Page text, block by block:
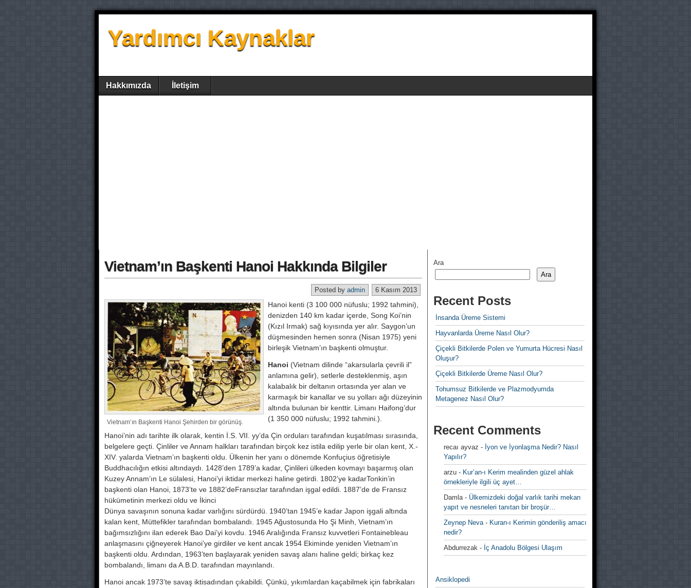
Yardımcı Kaynaklar
Hakkımızda İletişim
Vietnam’ın Başkenti Hanoi Hakkında Bilgiler
6 Kasım 2013
Posted by admin
Vietnam’ın Başkenti Hanoi Şehirden bir görünüş.
Hanoi kenti (3 100 000 nüfuslu; 1992 tahmini),
denizden 140 km kadar içerde, Song Koi’nin
(Kızıl Irmak) sağ kıyısında yer alır. Saygon’un
düşmesinden hemen sonra (Nisan 1975) yeni
birleşik Vietnam’ın başkenti olmuştur.
Hanoi (Vietnam dilinde “akarsularla çevrili il”
anlamına gelir), setlerle desteklenmiş, aşın
kalabalık bir deltanın ortasında yer alan ve
karmaşık bir kanallar ve su yolları ağı düzeyinin
altında bulunan bir kenttir. Limanı Haifong’dur
(1 350 000 nüfuslu; 1992 tahmini.).
Hanoi’nin adı tarihte ilk olarak, kentin İ.S. VII. yy’da Çin orduları tarafından kuşatılması sırasında,
belgelere geçti. Çinliler ve Annam halkları tarafından birçok kez istila edilip yerle bir olan kent, X.-
XIV. yalarda Vietnam’ın başkenti oldu. Ülkenin her yanı o dönemde Konfuçius öğretisiyle
Buddhacılığın etkisi altındaydı. 1428’den 1789’a kadar, Çinlileri ülkeden kovmayı başarmış olan
Kuzey Annam’ın Le sülalesi, Hanoi’yi iktidar merkezi haline getirdi. 1802’ye kadarTonkin’in
başkenti olan Hanoi, 1873’te ve 1882’deFransızlar tarafından işgal edildi. 1887’de de Fransız
hükümetinin merkezi oldu ve İkinci
Dünya savaşının sonuna kadar varlığını sürdürdü. 1940’tan 1945’e kadar Japon işgali altında
kalan kent, Müttefikler tarafından bombalandı. 1945 Ağustosunda Ho Şi Minh, Vietnam’ın
bağımsızlığını ilan ederek Bao Dai’yi kovdu. 1946 Aralığında Fransız kuvvetleri Fontainebleau
anlaşmasını çiğneyerek Hanoi’ye girdiler ve kent ancak 1954 Ekiminde yeniden Vietnam’ın
başkenti oldu. Ardından, 1963’ten başlayarak yeniden savaş alanı haline geldi; birkaç kez
bombalandı, limanı da A.B.D. tarafından mayınlandı.
Hanoi ancak 1973’te savaş iktisadından çıkabildi. Çünkü, yıkımlardan kaçabilmek için fabrikaları
Ara
Ara
Recent Posts
İnsanda Üreme Sistemi
Hayvanlarda Üreme Nasıl Olur?
Çiçekli Bitkilerde Polen ve Yumurta Hücresi Nasıl
Oluşur?
Çiçekli Bitkilerde Üreme Nasıl Olur?
Tohumsuz Bitkilerde ve Plazmodyumda
Metagenez Nasıl Olur?
Recent Comments
recaı ayvaz - İyon ve İyonlaşma Nedir? Nasıl
Yapılır?
arzu - Kur’an-ı Kerim mealinden güzel ahlak
örnekleriyle ilgili üç ayet…
Damla- Ülkemizdeki doğal varlık tarihi mekan
yapıt ve nesneleri tanıtan bir broşür…
Zeynep Neva- Kuran-ı Kerimin gönderiliş amacı
nedir?
Abdurrezak - İç Anadolu Bölgesi Ulaşım
Ansiklopedi